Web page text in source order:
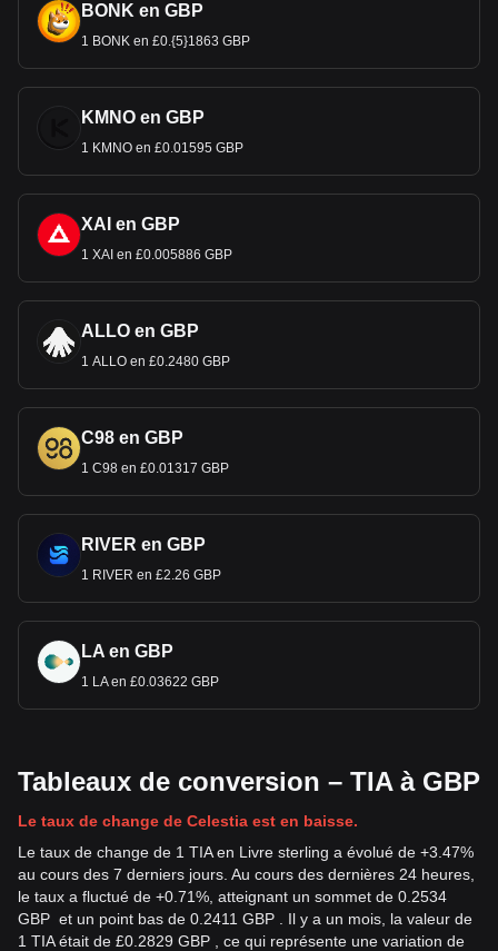
BONK en GBP
1 BONK en £0.{5}1863 GBP
KMNO en GBP
1 KMNO en £0.01595 GBP
XAI en GBP
1 XAI en £0.005886 GBP
ALLO en GBP
1 ALLO en £0.2480 GBP
C98 en GBP
1 C98 en £0.01317 GBP
RIVER en GBP
1 RIVER en £2.26 GBP
LA en GBP
1 LA en £0.03622 GBP
Tableaux de conversion – TIA à GBP
Le taux de change de Celestia est en baisse.
Le taux de change de 1 TIA en Livre sterling a évolué de +3.47%
au cours des 7 derniers jours. Au cours des dernières 24 heures,
le taux a fluctué de +0.71%, atteignant un sommet de 0.2534
GBP et un point bas de 0.2411 GBP . Il y a un mois, la valeur de
1 TIA était de £0.2829 GBP , ce qui représente une variation de